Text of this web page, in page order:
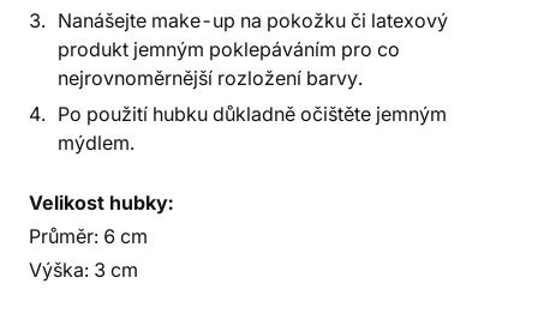
Nanášejte make-up na pokožku či latexový
produkt jemným poklepáváním pro co
nejrovnoměrnější rozložení barvy.
Po použití hubku důkladně očištěte jemným
mýdlem.
Velikost hubky:
Průměr: 6 cm
Výška: 3 cm